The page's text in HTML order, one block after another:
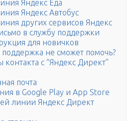
Яндекс Еда
Яндекс Автобус
других сервисов Яндекс
в службу поддержки
для новичков
поддержка не сможет помочь?
контакта с “Яндекс Директ”
почта
в Google Play и App Store
линии Яндекс Директ